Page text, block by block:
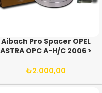
Aibach Pro Spacer OPEL
ASTRA OPC A-H/C 2006 >
65.1 12X1.50 BİJON
₺2.000,00